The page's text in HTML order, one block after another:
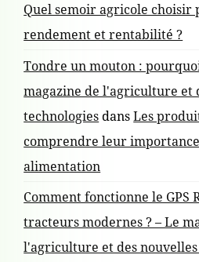
Quel semoir agricole
rendement et rentabilité ?
Tondre un mouton :
magazine de l'agriculture et
technologiesdansLes
comprendre leur
alimentation
Comment fonctionne le GPS
tracteurs modernes ? – Le
l'agriculture et des